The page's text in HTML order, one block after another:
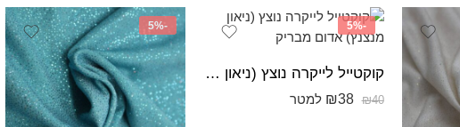
-5%
קוקטייל לייקרה נוצץ (ניאון מנצנץ) אדום מבריק
₪40
₪38 למטר
-5%